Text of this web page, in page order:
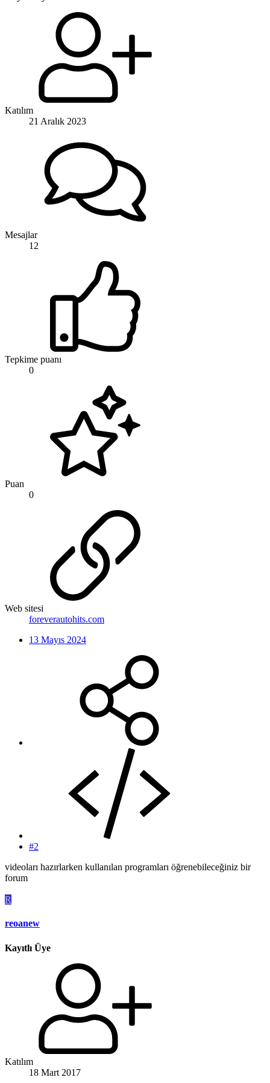
Katılım
21 Aralık 2023
Mesajlar
12
Tepkime puanı
0
Puan
0
Web sitesi
foreverautohits.com
13 Mayıs 2024
#2
videoları hazırlarken kullanılan programları öğrenebileceğiniz bir
forum
R
reoanew
Kayıtlı Üye
Katılım
18 Mart 2017